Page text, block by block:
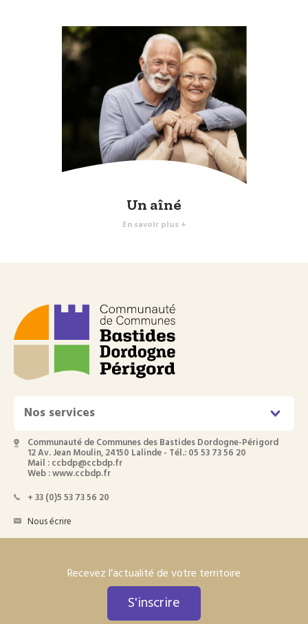
Un aîné
En savoir plus +
Nos services
Communauté de Communes des Bastides Dordogne-Périgord
12 Av. Jean Moulin, 24150 Lalinde - Tél.: 05 53 73 56 20
Mail : ccbdp@ccbdp.fr
Web : www.ccbdp.fr
+ 33 (0)5 53 73 56 20
Nous écrire
Recevez l’actualité de votre territoire
S'inscrire